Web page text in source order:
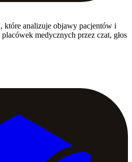
które analizuje objawy pacjentów i
medycznych przez czat, głos